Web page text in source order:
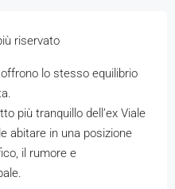
riservato
lo stesso equilibrio
più tranquillo dell’ex Viale
abitare in una posizione
il rumore e